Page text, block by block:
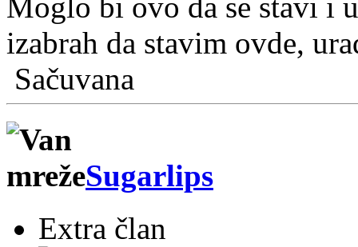
izabrah da stavim ovde,
Sačuvana
Sugarlips
Extra član